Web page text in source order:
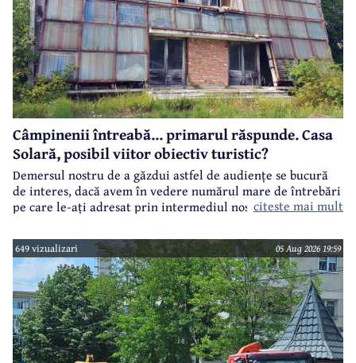
Câmpinenii întreabă... primarul răspunde. Casa
Solară, posibil viitor obiectiv turistic?
Demersul nostru de a găzdui astfel de audiențe se bucură
de interes, dacă avem în vedere numărul mare de întrebări
pe care le-ați adresat prin intermediul nostru primarului
citeste mai mult
649 vizualizari 05 Aug 2026 19:59